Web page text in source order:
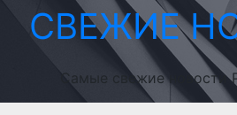
ПерейтиСВЕЖИЕ
Самые свежие новости